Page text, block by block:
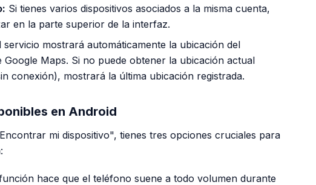
Si tienes varios dispositivos asociados a la misma cuenta,
en la parte superior de la interfaz.
servicio mostrará automáticamente la ubicación del
Google Maps. Si no puede obtener la ubicación actual
conexión), mostrará la última ubicación registrada.
en Android
mi dispositivo", tienes tres opciones cruciales para
hace que el teléfono suene a todo volumen durante